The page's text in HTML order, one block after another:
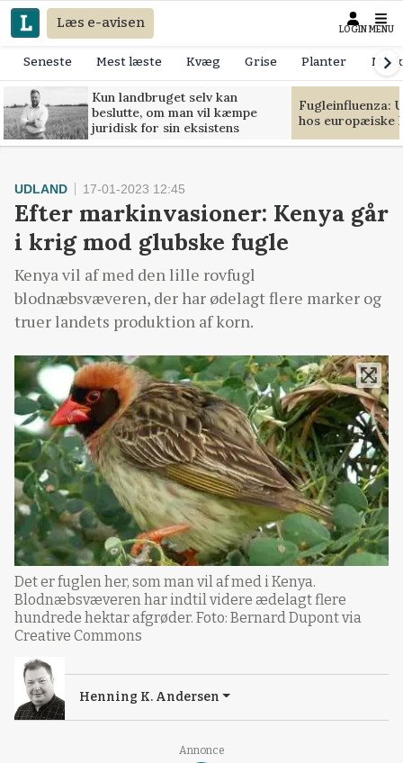
Læs e-avisen LOGIN MENU
Seneste Mest læste Kvæg Grise Planter
Kun landbruget selv kan
beslutte, om man vil kæmpe
juridisk for sin eksistens
Fugleinfluenza:
hos europæiske
Annonce
UDLAND 17-01-2023 12:45
Efter markinvasioner: Kenya går
i krig mod glubske fugle
Kenya vil af med den lille rovfugl
blodnæbsvæveren, der har ødelagt flere marker og
truer landets produktion af korn.
Det er fuglen her, som man vil af med i Kenya.
Blodnæbsvæveren har indtil videre ædelagt flere
hundrede hektar afgrøder. Foto: Bernard Dupont via
Creative Commons
Henning K. Andersen